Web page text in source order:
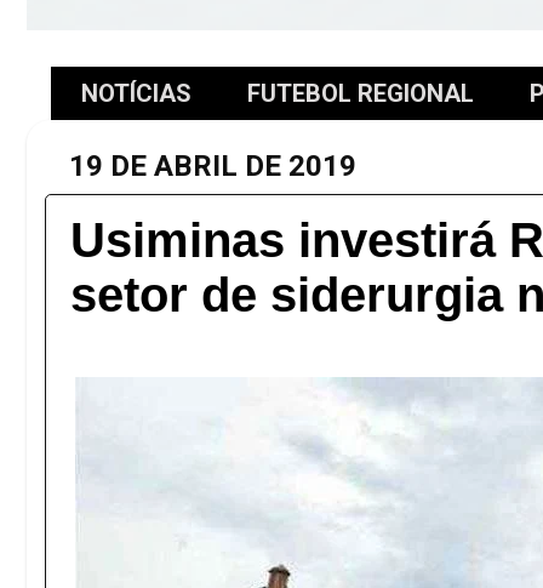
NOTÍCIAS FUTEBOL REGIONAL
19 DE ABRIL DE 2019
Usiminas investirá
setor de siderurgia